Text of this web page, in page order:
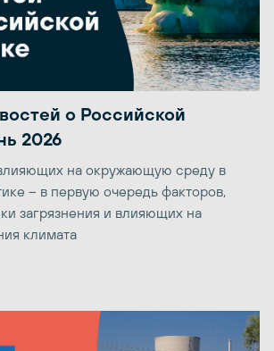
о Российской
2026
на окружающую среду в
– в первую очередь факторов,
загрязнения и влияющих на
климата